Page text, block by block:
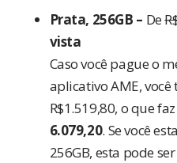
Prata, 256GB – De
vista
Caso você pague o
aplicativo AME, você
R$1.519,80, o que
6.079,20. Se você
256GB, esta pode